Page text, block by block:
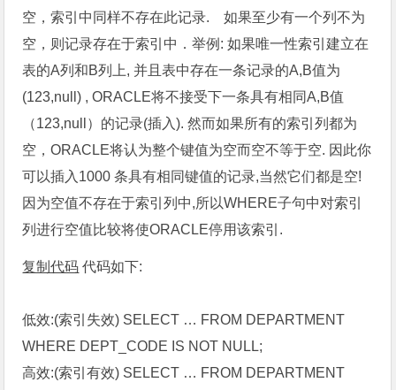
空，索引中同样不存在此记录. 如果至少有一个列不为
空，则记录存在于索引中．举例: 如果唯一性索引建立在
表的A列和B列上, 并且表中存在一条记录的A,B值为
(123,null) , ORACLE将不接受下一条具有相同A,B值
（123,null）的记录(插入). 然而如果所有的索引列都为
空，ORACLE将认为整个键值为空而空不等于空. 因此你
可以插入1000 条具有相同键值的记录,当然它们都是空!
因为空值不存在于索引列中,所以WHERE子句中对索引
列进行空值比较将使ORACLE停用该索引.
复制代码 代码如下:
低效:(索引失效) SELECT … FROM DEPARTMENT
WHERE DEPT_CODE IS NOT NULL;
高效:(索引有效) SELECT … FROM DEPARTMENT